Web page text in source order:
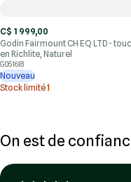
C$ 1 999,00
Godin Fairmount CH EQ LTD -
en Richlite, Naturel
G051618
Nouveau
Stock limité1
On est de